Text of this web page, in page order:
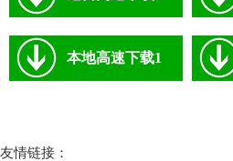
本地高速下载1
友情链接：